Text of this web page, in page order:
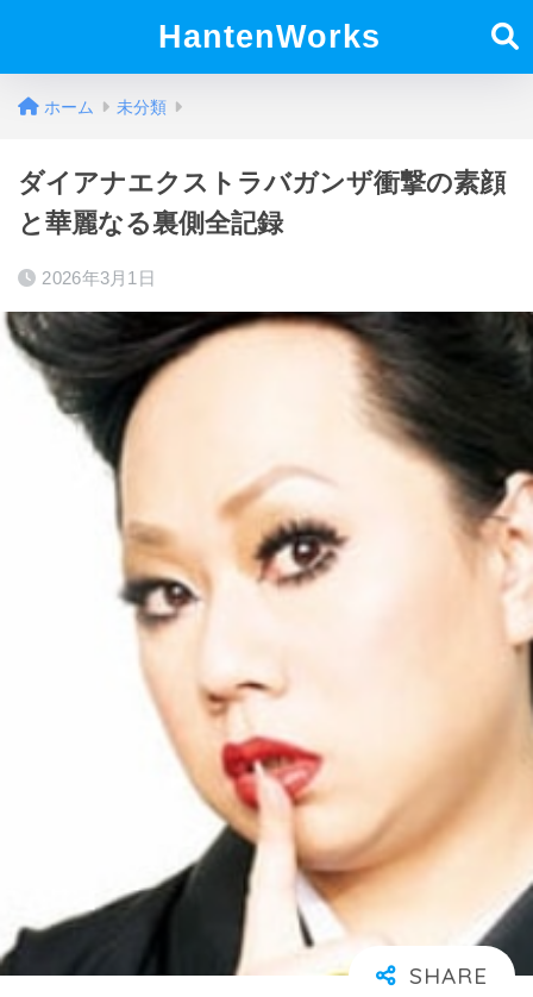
HantenWorks
ホーム 未分類
ダイアナエクストラバガンザ衝撃の素顔
と華麗なる裏側全記録
2026年3月1日